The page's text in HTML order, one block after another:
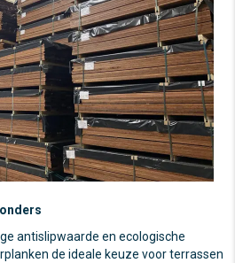
antislipwaarde en ecologische
de ideale keuze voor terrassen